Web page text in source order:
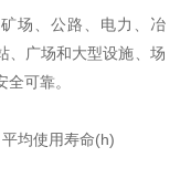
场、公路、电力、冶
、广场和大型设施、场
可靠。
均使用寿命(h)